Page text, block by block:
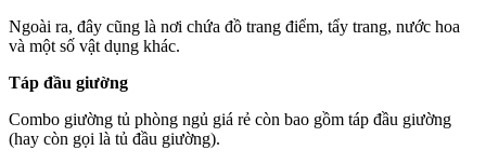
Ngoài ra, đây cũng là nơi chứa đồ trang điểm, tẩy trang, nước hoa
và một số vật dụng khác.
Táp đầu giường
Combo giường tủ phòng ngủ giá rẻ còn bao gồm táp đầu giường
(hay còn gọi là tủ đầu giường).